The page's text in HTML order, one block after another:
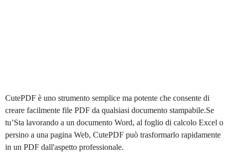
CutePDF è uno strumento semplice ma potente che consente di
creare facilmente file PDF da qualsiasi documento stampabile.Se
tu’Sta lavorando a un documento Word, al foglio di calcolo Excel o
persino a una pagina Web, CutePDF può trasformarlo rapidamente
in un PDF dall'aspetto professionale.